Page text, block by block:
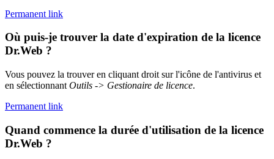
Permanent link
Où puis-je trouver la date d'expiration de la licence
Dr.Web ?
Vous pouvez la trouver en cliquant droit sur l'icône de l'antivirus et
en sélectionnant Outils -> Gestionaire de licence.
Permanent link
Quand commence la durée d'utilisation de la licence
Dr.Web ?